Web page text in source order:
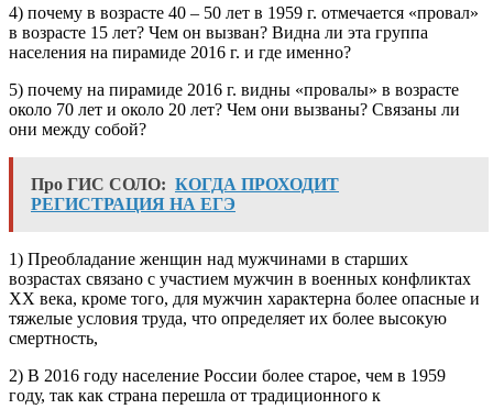
4) почему в возрасте 40 – 50 лет в 1959 г. отмечается «провал»
в воз­расте 15 лет? Чем он вызван? Видна ли эта группа
населения на пира­миде 2016 г. и где именно?
5) почему на пирамиде 2016 г. видны «провалы» в возрасте
около 70 лет и около 20 лет? Чем они вызваны? Связаны ли
они между собой?
Про ГИС СОЛО: КОГДА ПРОХОДИТ
РЕГИСТРАЦИЯ НА ЕГЭ
1) Преобладание женщин над мужчинами в старших
возрастах связано с участием мужчин в военных конфликтах
XX века, кроме того, для мужчин характерна более опасные и
тяжелые условия труда, что определяет их более высокую
смертность,
2) В 2016 году население России более старое, чем в 1959
году, так как страна перешла от традиционного к